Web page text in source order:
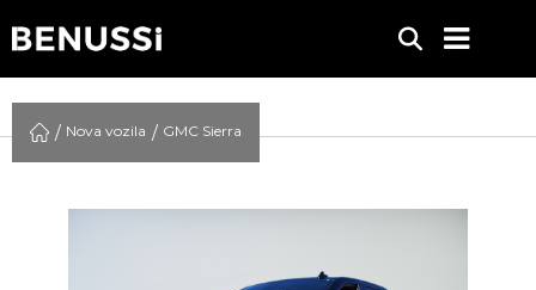
Nova vozila GMC Sierra